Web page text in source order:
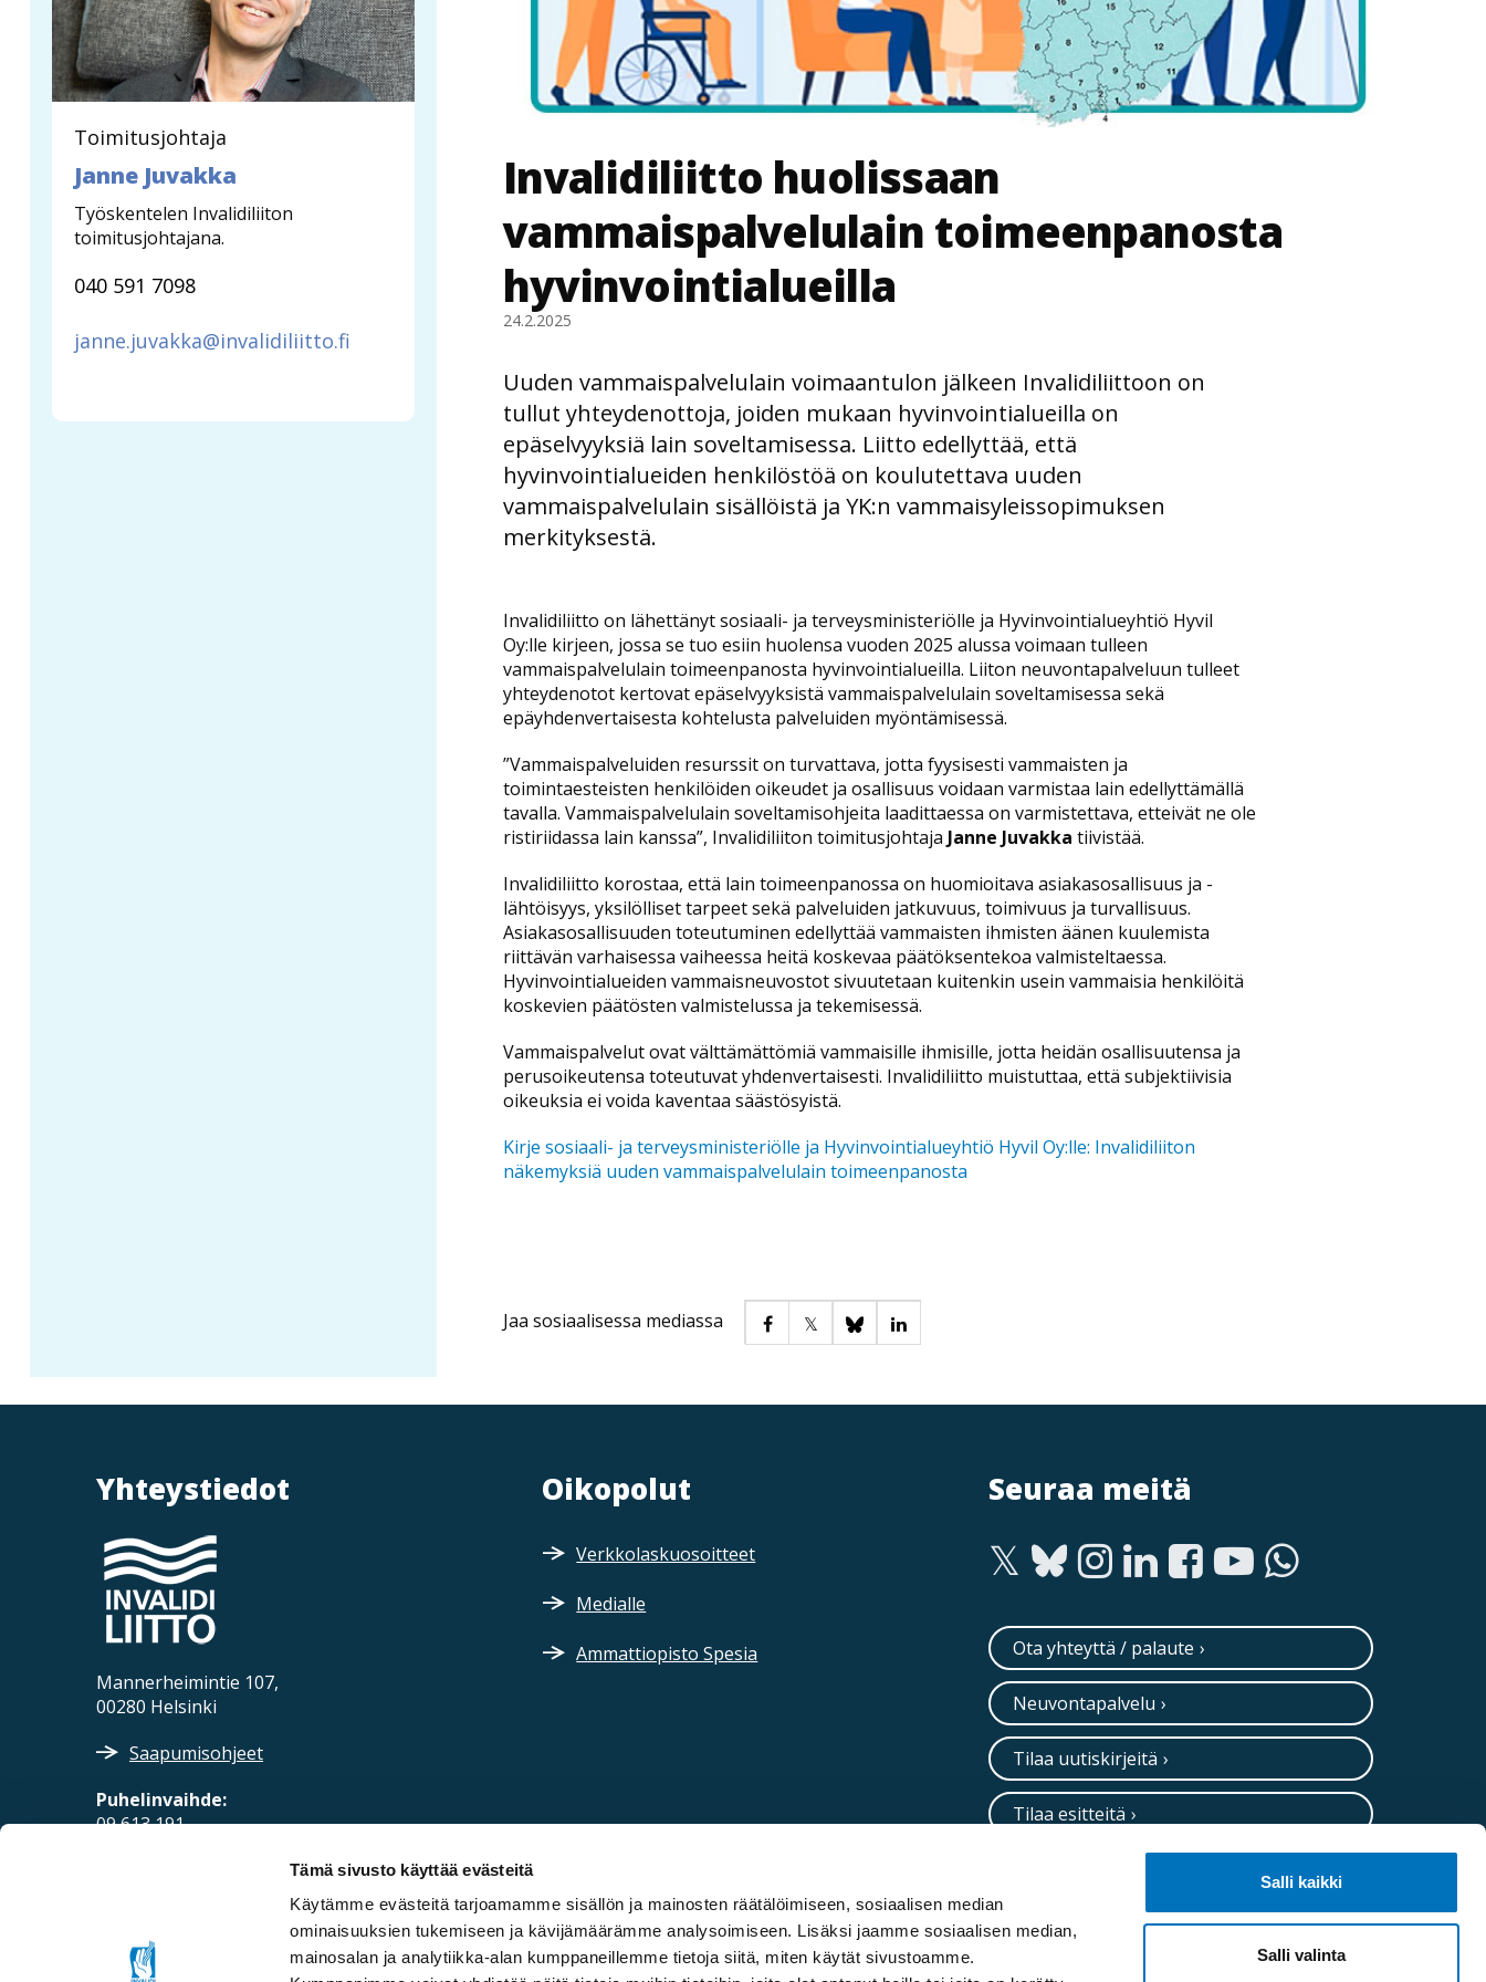
Tämä sivusto käyttää evästeitä
Käytämme evästeitä tarjoamamme sisällön ja mainosten räätälöimiseen, sosiaalisen median
ominaisuuksien tukemiseen ja kävijämäärämme analysoimiseen. Lisäksi jaamme sosiaalisen median,
mainosalan ja analytiikka-alan kumppaneillemme tietoja siitä, miten käytät sivustoamme.
Salli kaikki
Salli valinta
Toimitusjohtaja
Janne Juvakka
Työskentelen Invalidiliiton
toimitusjohtajana.
040 591 7098
janne.juvakka@invalidiliitto.fi
Invalidiliitto huolissaan
vammaispalvelulain toimeenpanosta
hyvinvointialueilla
24.2.2025
Uuden vammaispalvelulain voimaantulon jälkeen Invalidiliittoon on
tullut yhteydenottoja, joiden mukaan hyvinvointialueilla on
epäselvyyksiä lain soveltamisessa. Liitto edellyttää, että
hyvinvointialueiden henkilöstöä on koulutettava uuden
vammaispalvelulain sisällöistä ja YK:n vammaisyleissopimuksen
merkityksestä.
Invalidiliitto on lähettänyt sosiaali- ja terveysministeriölle ja Hyvinvointialueyhtiö Hyvil
Oy:lle kirjeen, jossa se tuo esiin huolensa vuoden 2025 alussa voimaan tulleen
vammaispalvelulain toimeenpanosta hyvinvointialueilla. Liiton neuvontapalveluun tulleet
yhteydenotot kertovat epäselvyyksistä vammaispalvelulain soveltamisessa sekä
epäyhdenvertaisesta kohtelusta palveluiden myöntämisessä.
”Vammaispalveluiden resurssit on turvattava, jotta fyysisesti vammaisten ja
toimintaesteisten henkilöiden oikeudet ja osallisuus voidaan varmistaa lain edellyttämällä
tavalla. Vammaispalvelulain soveltamisohjeita laadittaessa on varmistettava, etteivät ne ole
ristiriidassa lain kanssa”, Invalidiliiton toimitusjohtaja Janne Juvakka tiivistää.
Invalidiliitto korostaa, että lain toimeenpanossa on huomioitava asiakasosallisuus ja -
lähtöisyys, yksilölliset tarpeet sekä palveluiden jatkuvuus, toimivuus ja turvallisuus.
Asiakasosallisuuden toteutuminen edellyttää vammaisten ihmisten äänen kuulemista
riittävän varhaisessa vaiheessa heitä koskevaa päätöksentekoa valmisteltaessa.
Hyvinvointialueiden vammaisneuvostot sivuutetaan kuitenkin usein vammaisia henkilöitä
koskevien päätösten valmistelussa ja tekemisessä.
Vammaispalvelut ovat välttämättömiä vammaisille ihmisille, jotta heidän osallisuutensa ja
perusoikeutensa toteutuvat yhdenvertaisesti. Invalidiliitto muistuttaa, että subjektiivisia
oikeuksia ei voida kaventaa säästösyistä.
Kirje sosiaali- ja terveysministeriölle ja Hyvinvointialueyhtiö Hyvil Oy:lle: Invalidiliiton
näkemyksiä uuden vammaispalvelulain toimeenpanosta
Jaa sosiaalisessa mediassa
Yhteystiedot
Mannerheimintie 107,
00280 Helsinki
Saapumisohjeet
Puhelinvaihde:
09 613 191
Oikopolut
Verkkolaskuosoitteet
Medialle
Ammattiopisto Spesia
Seuraa meitä
Ota yhteyttä / palaute
Neuvontapalvelu
Tilaa uutiskirjeitä
Tilaa esitteitä